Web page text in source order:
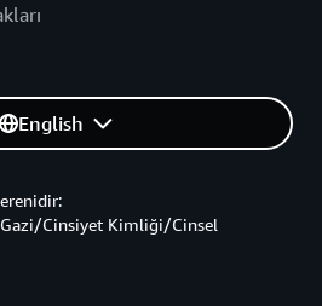
English
Cinsiyet Kimliği/Cinsel